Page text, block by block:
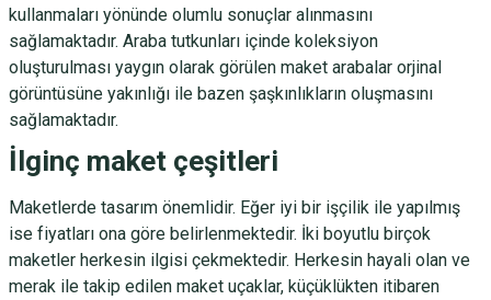
kullanmaları yönünde olumlu sonuçlar alınmasını
sağlamaktadır. Araba tutkunları içinde koleksiyon
oluşturulması yaygın olarak görülen maket arabalar orjinal
görüntüsüne yakınlığı ile bazen şaşkınlıkların oluşmasını
sağlamaktadır.
İlginç maket çeşitleri
Maketlerde tasarım önemlidir. Eğer iyi bir işçilik ile yapılmış
ise fiyatları ona göre belirlenmektedir. İki boyutlu birçok
maketler herkesin ilgisi çekmektedir. Herkesin hayali olan ve
merak ile takip edilen maket uçaklar, küçüklükten itibaren